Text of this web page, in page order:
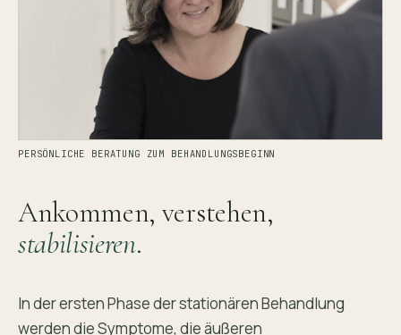
PERSÖNLICHE BERATUNG ZUM BEHANDLUNGSBEGINN
Ankommen, verstehen,
stabilisieren.
In der ersten Phase der stationären Behandlung
werden die Symptome, die äußeren